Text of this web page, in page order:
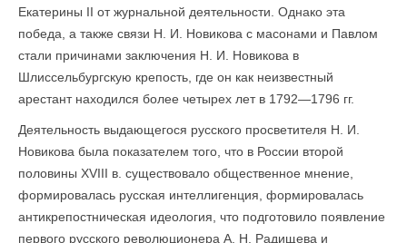
Екатерины II от журнальной деятельности. Однако эта
победа, а также связи Н. И. Новикова с масонами и Павлом
стали причинами заключения Н. И. Новикова в
Шлиссельбургскую крепость, где он как неизвестный
арестант находился более четырех лет в 1792—1796 гг.
Деятельность выдающегося русского просветителя Н. И.
Новикова была показателем того, что в России второй
половины XVIII в. существовало общественное мнение,
формировалась русская интеллигенция, формировалась
антикрепостническая идеология, что подготовило появление
первого русского революционера А. Н. Радищева и